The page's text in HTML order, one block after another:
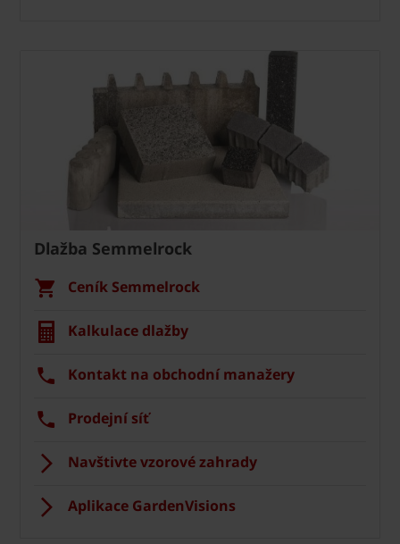
Dlažba Semmelrock
Ceník Semmelrock
Kalkulace dlažby
Kontakt na obchodní manažery
Prodejní síť
Navštivte vzorové zahrady
Aplikace GardenVisions